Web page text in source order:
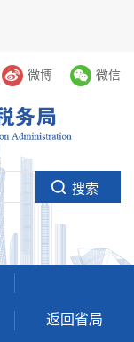
微博 微信
返回省局